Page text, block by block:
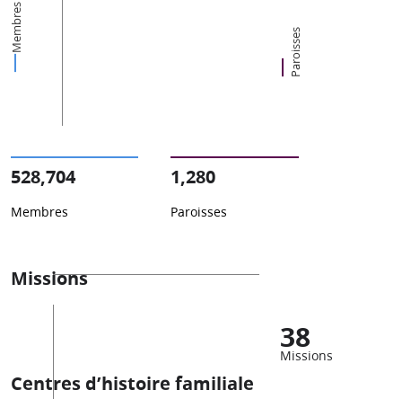
Membres Paroisses
528,704
Membres
1,280
Paroisses
Missions
38
Missions
Centres d’histoire familiale